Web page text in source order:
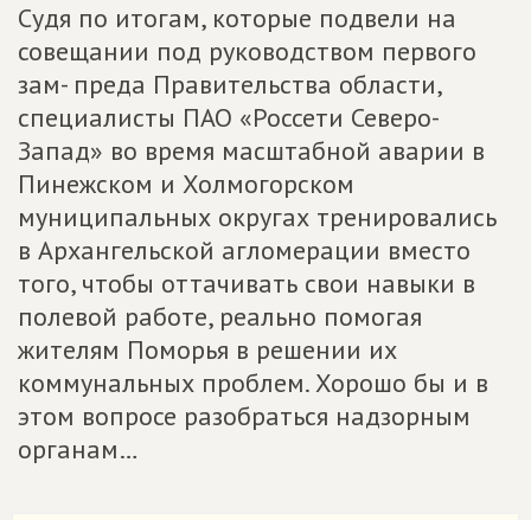
Судя по итогам, которые подвели на
совещании под руководством первого
зам- преда Правительства области,
специалисты ПАО «Россети Северо-
Запад» во время масштабной аварии в
Пинежском и Холмогорском
муниципальных округах тренировались
в Архангельской агломерации вместо
того, чтобы оттачивать свои навыки в
полевой работе, реально помогая
жителям Поморья в решении их
коммунальных проблем. Хорошо бы и в
этом вопросе разобраться надзорным
органам…